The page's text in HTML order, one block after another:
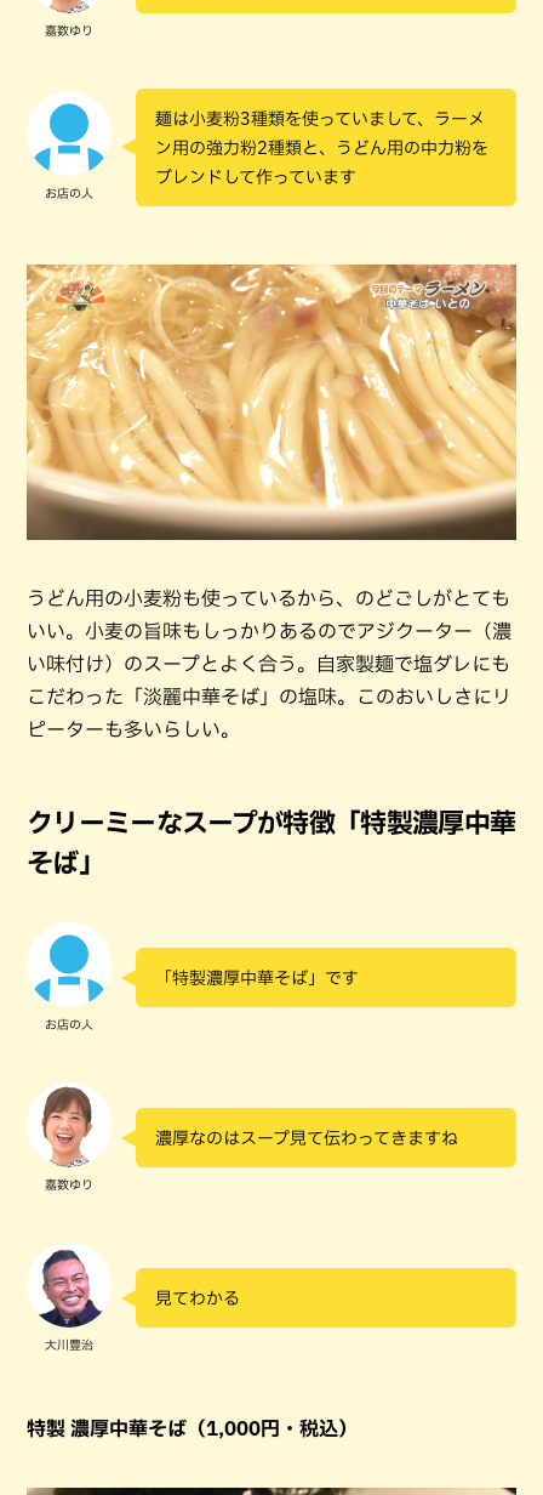
嘉数ゆり
お店の人
麺は小麦粉3種類を使っていまして、ラーメ
ン用の強力粉2種類と、うどん用の中力粉を
ブレンドして作っています
うどん用の小麦粉も使っているから、のどごしがとても
いい。小麦の旨味もしっかりあるのでアジクーター（濃
い味付け）のスープとよく合う。自家製麺で塩ダレにも
こだわった「淡麗中華そば」の塩味。このおいしさにリ
ピーターも多いらしい。
クリーミーなスープが特徴「特製濃厚中華
そば」
お店の人
「特製濃厚中華そば」です
嘉数ゆり
濃厚なのはスープ見て伝わってきますね
大川豊治
見てわかる
特製 濃厚中華そば（1,000円・税込）